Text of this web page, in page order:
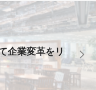
企業変革をリ